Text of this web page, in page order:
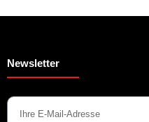
Newsletter